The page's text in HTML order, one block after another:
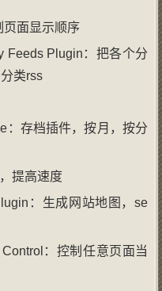
页面显示顺序
Feeds Plugin：把各个分
类rss
：存档插件，按月，按分
提高速度
：生成网站地图，se
：控制任意页面当